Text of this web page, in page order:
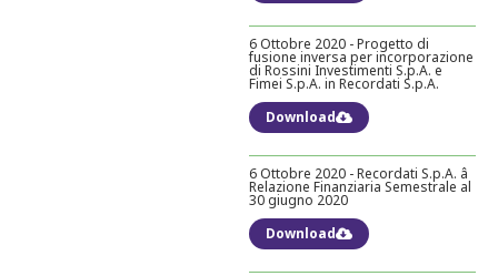
6 Ottobre 2020 - Progetto di
fusione inversa per incorporazione
di Rossini Investimenti S.p.A. e
Fimei S.p.A. in Recordati S.p.A.
Download
6 Ottobre 2020 - Recordati S.p.A. â
Relazione Finanziaria Semestrale al
30 giugno 2020
Download